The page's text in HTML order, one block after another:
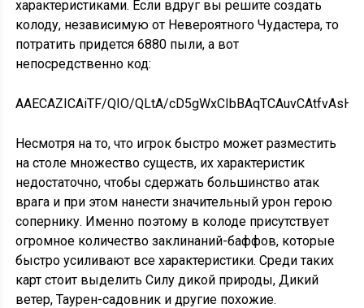
характеристиками. Если вдруг вы решите создать
колоду, независимую от Невероятного Чудастера, то
потратить придется 6880 пыли, а вот
непосредственно код:
AAECAZICAiTF/QIO/QLtA/
Несмотря на то, что игрок быстро может разместить
на столе множество существ, их характеристик
недостаточно, чтобы сдержать большинство атак
врага и при этом нанести значительный урон герою
сопернику. Именно поэтому в колоде присутствует
огромное количество заклинаний-баффов, которые
быстро усиливают все характеристики. Среди таких
карт стоит выделить Силу дикой природы, Дикий
ветер, Таурен-садовник и другие похожие.